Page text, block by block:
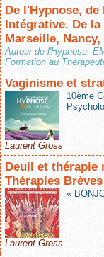
De l'Hypnose, de
Intégrative. De
Marseille,
Autour de l'Hypnose:
Formation au
Vaginisme et
10ème
Laurent Gross
Deuil et thérapie
Thérapies Brèves
«
Laurent Gross